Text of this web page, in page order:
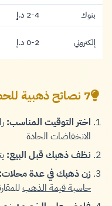
بنوك 2-4 درهم
2-4 د.إ
إلكتروني 0-2 درهم
0-2 د.إ
7 نصائح ذهبية للحصول على أفضل سعر
اختر التوقيت المناسب:
الانخفاضات الحادة
نظف ذهبك قبل البيع:
زن ذهبك في عدة محلات:
حاسبة قيمة الذهب